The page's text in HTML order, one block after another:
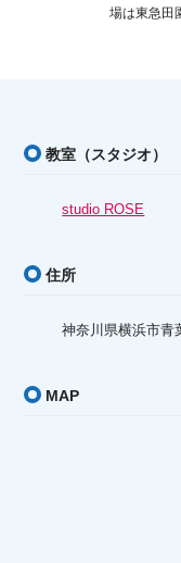
場は東急田
教室（スタジオ）
studio ROSE
住所
神奈川県横浜市青
MAP